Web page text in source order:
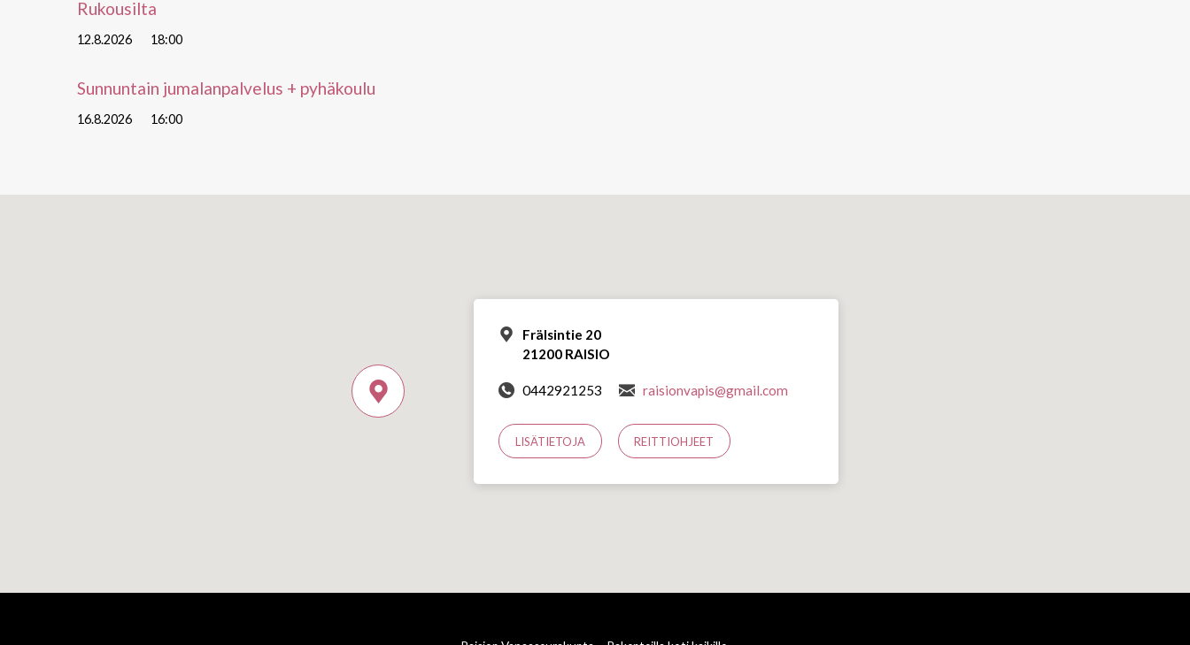
Rukousilta
12.8.2026 18:00
Sunnuntain jumalanpalvelus + pyhäkoulu
16.8.2026 16:00
Frälsintie 20
21200 RAISIO
0442921253 raisionvapis@gmail.com
LISÄTIETOJA REITTIOHJEET